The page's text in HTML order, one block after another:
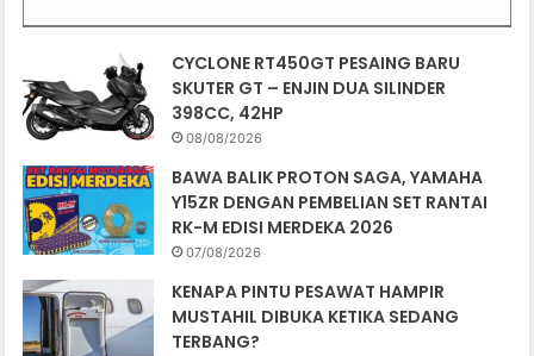
CYCLONE RT450GT PESAING BARU
SKUTER GT – ENJIN DUA SILINDER
398CC, 42HP
08/08/2026
BAWA BALIK PROTON SAGA, YAMAHA
Y15ZR DENGAN PEMBELIAN SET RANTAI
RK-M EDISI MERDEKA 2026
07/08/2026
KENAPA PINTU PESAWAT HAMPIR
MUSTAHIL DIBUKA KETIKA SEDANG
TERBANG?